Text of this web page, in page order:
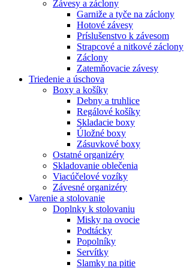
Závesy a záclony
Garniže a tyče na záclony
Hotové závesy
Príslušenstvo k závesom
Strapcové a nitkové záclony
Záclony
Zatemňovacie závesy
Triedenie a úschova
Boxy a košíky
Debny a truhlice
Regálové košíky
Skladacie boxy
Úložné boxy
Zásuvkové boxy
Ostatné organizéry
Skladovanie oblečenia
Viacúčelové vozíky
Závesné organizéry
Varenie a stolovanie
Doplnky k stolovaniu
Misky na ovocie
Podtácky
Popolníky
Servítky
Slamky na pitie